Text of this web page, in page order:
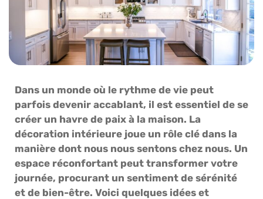
Dans un monde où le rythme de vie peut
parfois devenir accablant, il est essentiel de se
créer un havre de paix à la maison. La
décoration intérieure joue un rôle clé dans la
manière dont nous nous sentons chez nous. Un
espace réconfortant peut transformer votre
journée, procurant un sentiment de sérénité
et de bien-être. Voici quelques idées et